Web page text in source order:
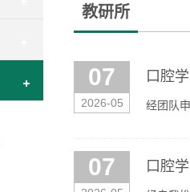
教研所
07
2026-05
口腔
经团队
07 口腔